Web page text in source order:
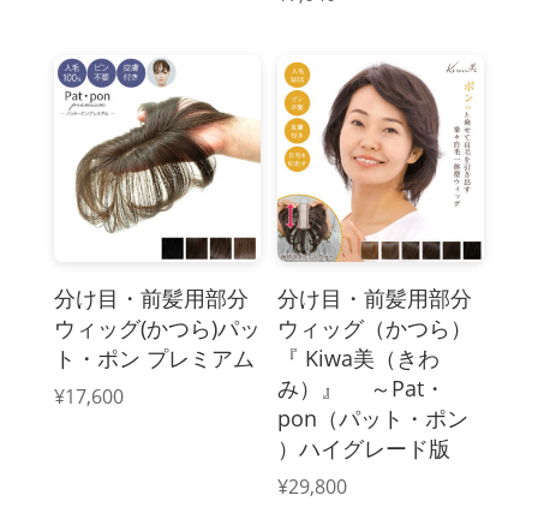
分け目・前髪用部分
ウィッグ(かつら)パッ
ト・ポン プレミアム
¥17,600
分け目・前髪用部分
ウィッグ（かつら）
『 Kiwa美（きわ
み）』 ～Pat・
pon（パット・ポン
）ハイグレード版
¥29,800